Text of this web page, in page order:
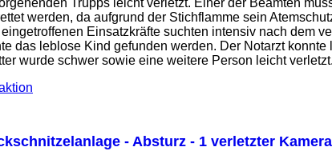
Trupps leicht verletzt. Einer der Beamten
werden, da aufgrund der Stichflamme sein
Einsatzkräfte suchten intensiv nach dem
das leblose Kind gefunden werden. Der Notarzt
wurde schwer sowie eine weitere Person leicht
- Absturz - 1 verletzter